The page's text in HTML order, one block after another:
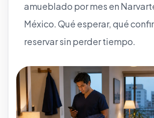
amueblado por mes en
México. Qué esperar, qué
reservar sin perder tiempo.